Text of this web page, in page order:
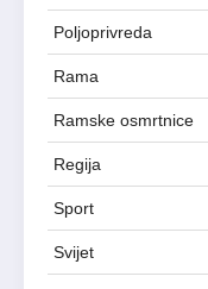
Poljoprivreda
Rama
Ramske osmrtnice
Regija
Sport
Svijet